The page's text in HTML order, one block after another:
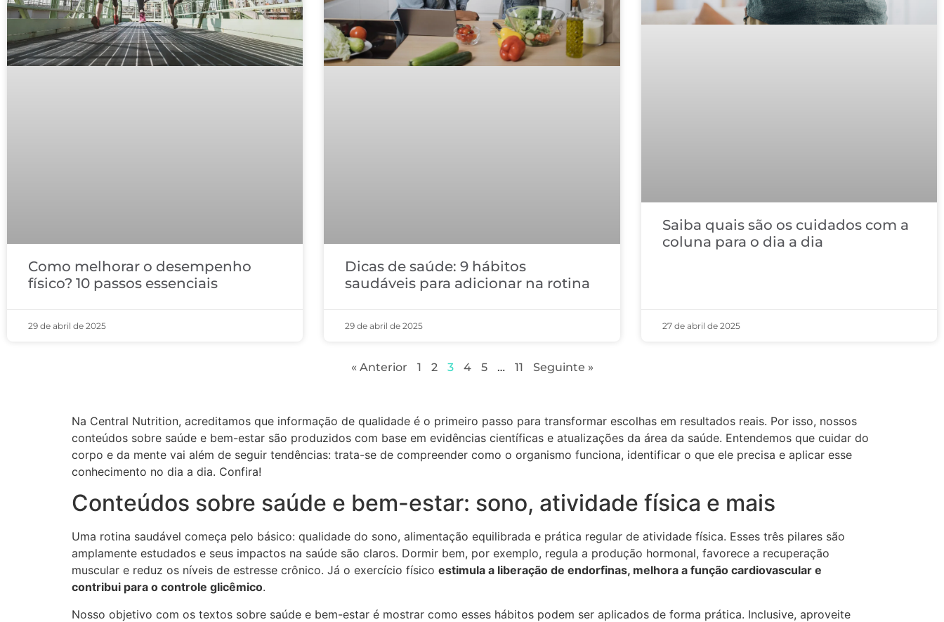
Como melhorar o desempenho
físico? 10 passos essenciais
29 de abril de 2025
Dicas de saúde: 9 hábitos
saudáveis para adicionar na rotina
29 de abril de 2025
Saiba quais são os cuidados com a
coluna para o dia a dia
27 de abril de 2025
« Anterior 1 2 3 4 5 … 11 Seguinte »
Na Central Nutrition, acreditamos que informação de qualidade é o primeiro passo para transformar escolhas em resultados reais. Por isso, nossos
conteúdos sobre saúde e bem-estar são produzidos com base em evidências científicas e atualizações da área da saúde. Entendemos que cuidar do
corpo e da mente vai além de seguir tendências: trata-se de compreender como o organismo funciona, identificar o que ele precisa e aplicar esse
conhecimento no dia a dia. Confira!
Conteúdos sobre saúde e bem-estar: sono, atividade física e mais
Uma rotina saudável começa pelo básico: qualidade do sono, alimentação equilibrada e prática regular de atividade física. Esses três pilares são
amplamente estudados e seus impactos na saúde são claros. Dormir bem, por exemplo, regula a produção hormonal, favorece a recuperação
muscular e reduz os níveis de estresse crônico. Já o exercício físico estimula a liberação de endorfinas, melhora a função cardiovascular e
contribui para o controle glicêmico.
Nosso objetivo com os textos sobre saúde e bem-estar é mostrar como esses hábitos podem ser aplicados de forma prática. Inclusive, aproveite